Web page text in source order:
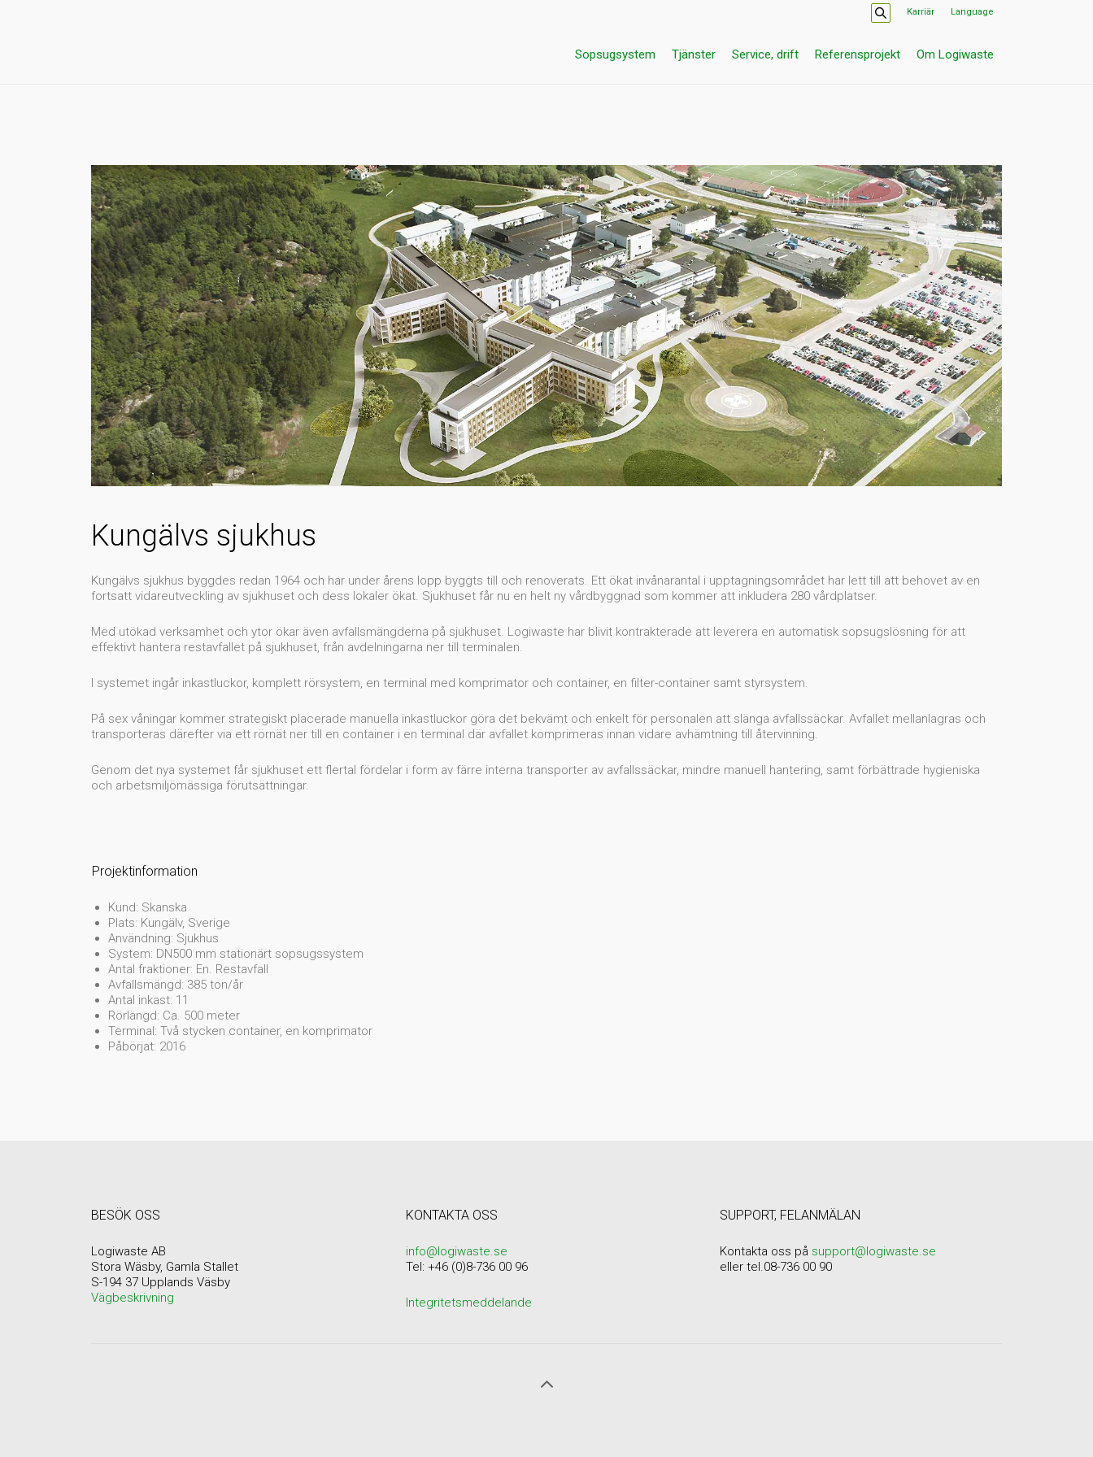
Karriär Language
Sopsugsystem Tjänster Service, drift Referensprojekt Om Logiwaste
Kungälvs sjukhus
Kungälvs sjukhus byggdes redan 1964 och har under årens lopp byggts till och renoverats. Ett ökat invånarantal i upptagningsområdet har lett till att behovet av en
fortsatt vidareutveckling av sjukhuset och dess lokaler ökat. Sjukhuset får nu en helt ny vårdbyggnad som kommer att inkludera 280 vårdplatser.
Med utökad verksamhet och ytor ökar även avfallsmängderna på sjukhuset. Logiwaste har blivit kontrakterade att leverera en automatisk sopsugslösning för att
effektivt hantera restavfallet på sjukhuset, från avdelningarna ner till terminalen.
I systemet ingår inkastluckor, komplett rörsystem, en terminal med komprimator och container, en filter-container samt styrsystem.
På sex våningar kommer strategiskt placerade manuella inkastluckor göra det bekvämt och enkelt för personalen att slänga avfallssäckar. Avfallet mellanlagras och
transporteras därefter via ett rörnät ner till en container i en terminal där avfallet komprimeras innan vidare avhämtning till återvinning.
Genom det nya systemet får sjukhuset ett flertal fördelar i form av färre interna transporter av avfallssäckar, mindre manuell hantering, samt förbättrade hygieniska
och arbetsmiljömässiga förutsättningar.
Projektinformation
Kund: Skanska
Plats: Kungälv, Sverige
Användning: Sjukhus
System: DN500 mm stationärt sopsugssystem
Antal fraktioner: En. Restavfall
Avfallsmängd: 385 ton/år
Antal inkast: 11
Rörlängd: Ca. 500 meter
Terminal: Två stycken container, en komprimator
Påbörjat: 2016
BESÖK OSS
Logiwaste AB
Stora Wäsby, Gamla Stallet
S-194 37 Upplands Väsby
Vägbeskrivning
KONTAKTA OSS
info@logiwaste.se
Tel: +46 (0)8-736 00 96
Integritetsmeddelande
SUPPORT, FELANMÄLAN
Kontakta oss på support@logiwaste.se
eller tel.08-736 00 90